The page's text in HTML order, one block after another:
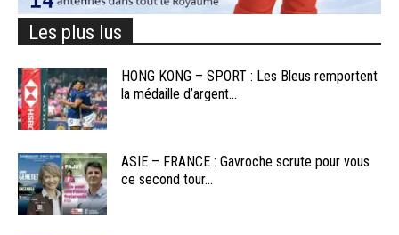
Les plus lus
HONG KONG – SPORT : Les Bleus remportent
la médaille d’argent...
ASIE – FRANCE : Gavroche scrute pour vous
ce second tour...